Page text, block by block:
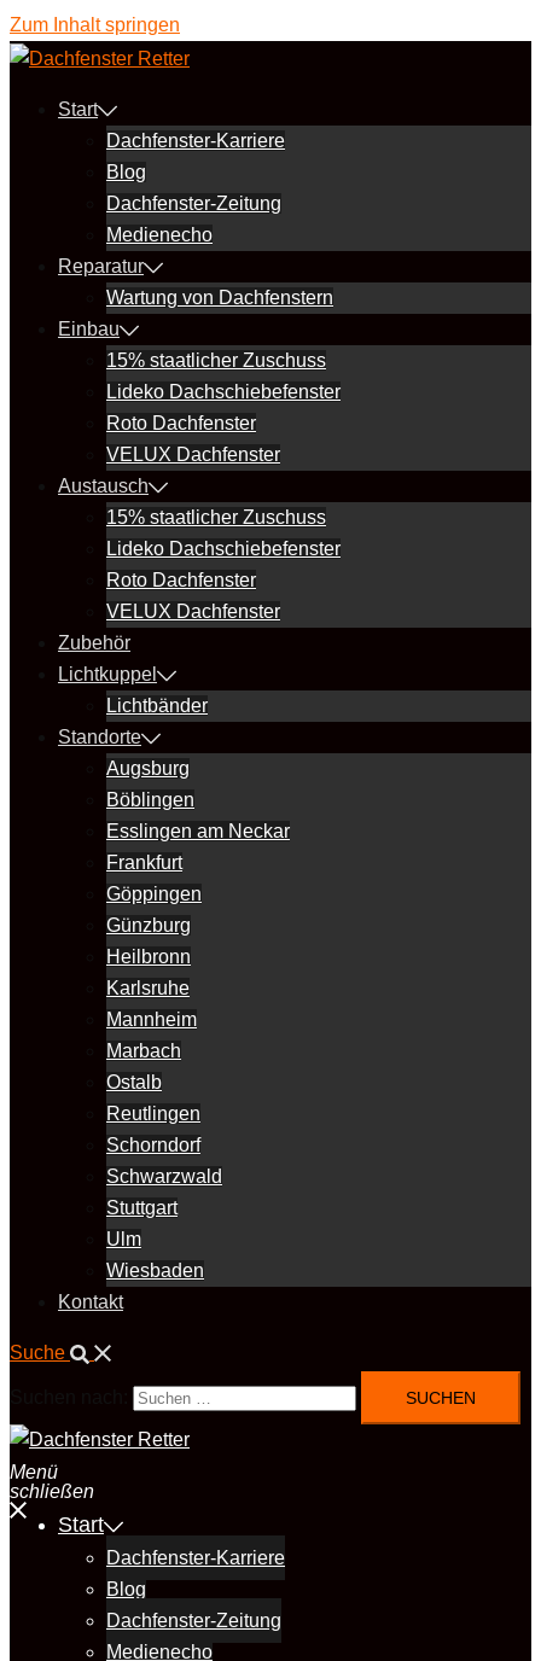
Zum Inhalt springen
Start
Dachfenster-Karriere
Blog
Dachfenster-Zeitung
Medienecho
Reparatur
Wartung von Dachfenstern
Einbau
15% staatlicher Zuschuss
Lideko Dachschiebefenster
Roto Dachfenster
VELUX Dachfenster
Austausch
15% staatlicher Zuschuss
Lideko Dachschiebefenster
Roto Dachfenster
VELUX Dachfenster
Zubehör
Lichtkuppel
Lichtbänder
Standorte
Augsburg
Böblingen
Esslingen am Neckar
Frankfurt
Göppingen
Günzburg
Heilbronn
Karlsruhe
Mannheim
Marbach
Ostalb
Reutlingen
Schorndorf
Schwarzwald
Stuttgart
Ulm
Wiesbaden
Kontakt
Suche
Menü
schließen
Start
Dachfenster-Karriere
Blog
Dachfenster-Zeitung
Medienecho